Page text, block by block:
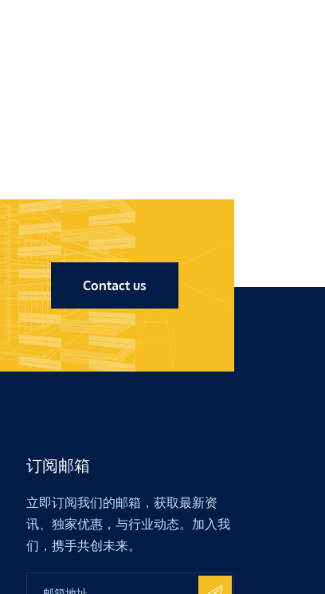
Contact us
订阅邮箱
立即订阅我们的邮箱，获取最新资
讯、独家优惠，与行业动态。加入我
们，携手共创未来。